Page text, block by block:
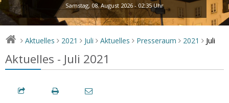
Samstag, 08. August 2026 - 02:35 Uhr
> Aktuelles > 2021 > Juli > Aktuelles > Presseraum > 2021 > Juli
Aktuelles - Juli 2021